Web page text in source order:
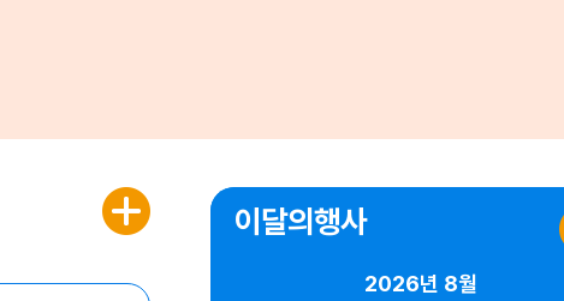
이달의행사
2026년 8월